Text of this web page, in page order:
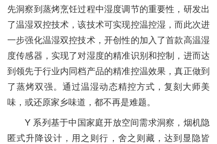
先洞察到蒸烤烹饪过程中湿度调节的重要性，研发出
了温湿双控技术，该技术可实现控温控湿，而此次进
一步强化温湿双控技术，开创性的加入了首款高温湿
度传感器，实现了对湿度的精准识别和控制，进而达
到领先于行业内同档产品的精准控温效果，真正做到
了蒸烤双强。通过温湿动态精控方式，复刻大师美
味，或还原家乡味道，都不再是难题。
Y 系列基于中国家庭开放空间需求洞察，烟机隐
匿式升降设计，用之则行，舍之则藏，达到显隐皆